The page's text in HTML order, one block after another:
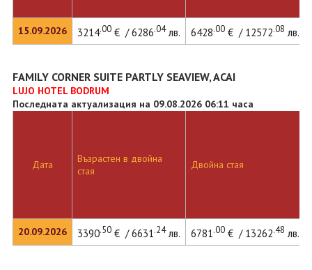
15.09.2026 3214.00€ / 6286.04лв. 6428.00€ / 12572.08 лв.
FAMILY CORNER SUITE PARTLY SEAVIEW, ACAI
LUJO HOTEL BODRUM
Последната актуализация на 09.08.2026 06:11 часа
Дата
20.09.2026
Възрастен в двойна
стая
Двойна стая
3390.50€ / 6631.24лв. 6781.00€ / 13262.48 лв.